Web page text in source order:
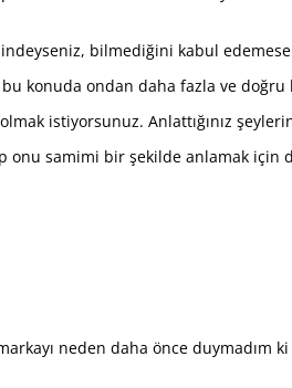
bilmediğini kabul
bu konuda ondan daha fazla ve
istiyorsunuz. Anlattığınız
onu samimi bir şekilde anlamak için
neden daha önce duymadım